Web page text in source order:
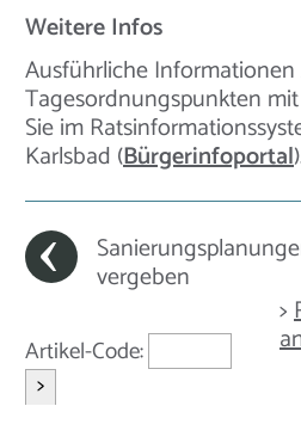
Weitere Infos
Ausführliche
Tagesordnungspunkten mit
Sie im
Karlsbad (Bürgerinfoportal
vergeben
Artikel-Code:
>
>